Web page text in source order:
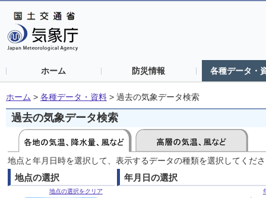
ホーム 防災情報 各種データ・
ホーム > 各種データ・資料 > 過去の気象データ検索
過去の気象データ検索
地点と年月日時を選択して、表示するデータの種類を選択してくだ
地点の選択
地点の選択をクリア
年月日の選択